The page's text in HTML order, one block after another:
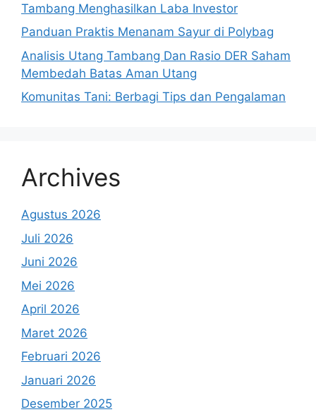
Tambang Menghasilkan Laba Investor
Panduan Praktis Menanam Sayur di Polybag
Analisis Utang Tambang Dan Rasio DER Saham
Membedah Batas Aman Utang
Komunitas Tani: Berbagi Tips dan Pengalaman
Archives
Agustus 2026
Juli 2026
Juni 2026
Mei 2026
April 2026
Maret 2026
Februari 2026
Januari 2026
Desember 2025